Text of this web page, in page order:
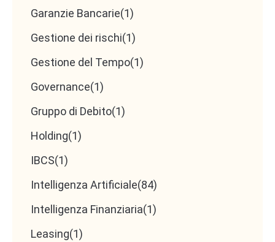
Garanzie Bancarie(1)
Gestione dei rischi(1)
Gestione del Tempo(1)
Governance(1)
Gruppo di Debito(1)
Holding(1)
IBCS(1)
Intelligenza Artificiale(84)
Intelligenza Finanziaria(1)
Leasing(1)